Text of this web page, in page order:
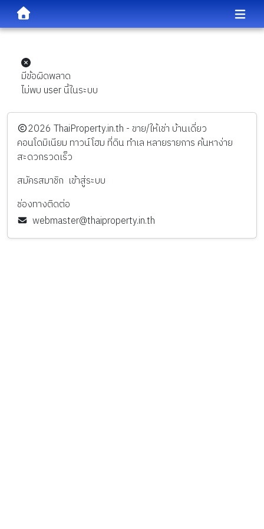
มีข้อผิดพลาด
ไม่พบ user นี้ในระบบ
️2026 ThaiProperty.in.th - ขาย/ให้เช่า บ้านเดี่ยว
คอนโดมิเนียม ทาวน์โฮม ที่ดิน ทำเล หลายรายการ ค้นหาง่าย
สะดวกรวดเร็ว
สมัครสมาชิก เข้าสู่ระบบ
ช่องทางติดต่อ
webmaster@thaiproperty.in.th